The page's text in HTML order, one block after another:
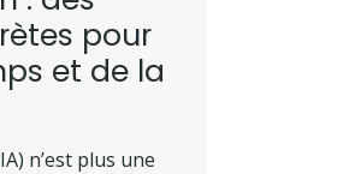
pour
et de la
n’est plus une